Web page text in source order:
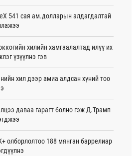
08 цаг 54 мин
хот 2028 онд шинэ ДЦС-тай
07 цаг 51 мин
07 цаг 48 мин
Энэ намрын экспортын
Монголд боломж олгож болох юм
өдөртөө 30 хэм дулаан
541 сая ам.долларын алдагдалтай
хилийн хамгаалалтад илүү их
үзүүлнэ гэв
хил дээр амиа алдсан хүний тоо
даваа гарагт болно гэж Д.Трамп
олборлолтоо 188 мянган баррелиар